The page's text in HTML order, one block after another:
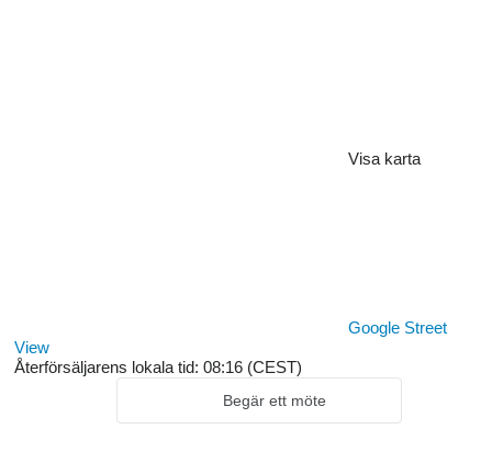
Visa karta
Google Street
View
Återförsäljarens lokala tid: 08:16 (CEST)
Begär ett möte